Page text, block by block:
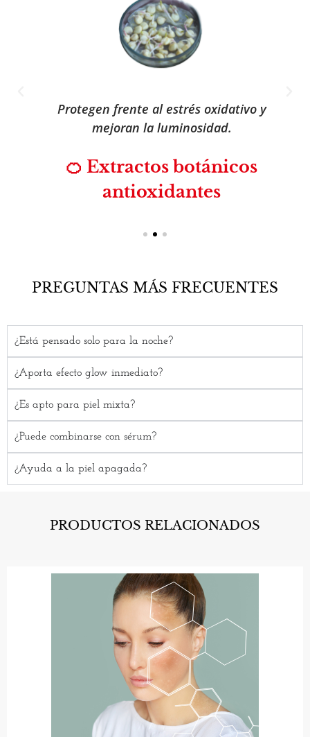
Protegen frente al estrés oxidativo y
mejoran la luminosidad.
🍊 Extractos botánicos
antioxidantes
PREGUNTAS MÁS FRECUENTES
¿Está pensado solo para la noche?
¿Aporta efecto glow inmediato?
¿Es apto para piel mixta?
¿Puede combinarse con sérum?
¿Ayuda a la piel apagada?
PRODUCTOS RELACIONADOS